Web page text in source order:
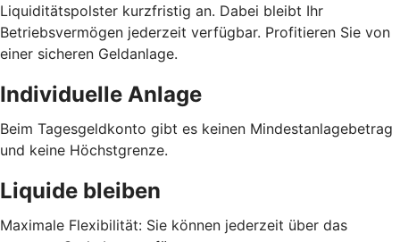
Liquiditätspolster kurzfristig an. Dabei bleibt Ihr
Betriebsvermögen jederzeit verfügbar. Profitieren Sie von
einer sicheren Geldanlage.
Individuelle Anlage
Beim Tagesgeldkonto gibt es keinen Mindestanlagebetrag
und keine Höchstgrenze.
Liquide bleiben
Maximale Flexibilität: Sie können jederzeit über das